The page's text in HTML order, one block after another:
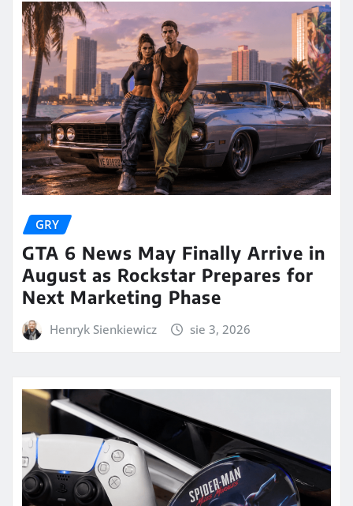
GRY
GTA 6 News May Finally Arrive in
August as Rockstar Prepares for
Next Marketing Phase
Henryk Sienkiewicz sie 3, 2026